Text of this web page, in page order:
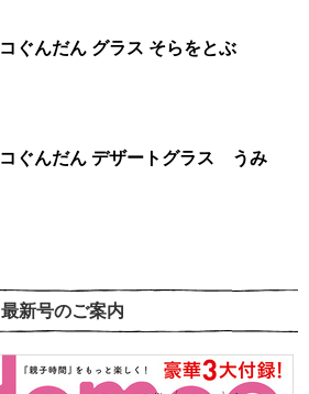
ノラネコぐんだん グラス そらをとぶ
ノラネコぐんだん デザートグラス うみ
最新号のご案内